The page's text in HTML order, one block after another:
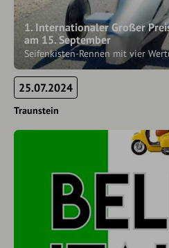
1. Internationaler Großer
am 15. September
Seifenkisten-Rennen mit vier
25.07.2024
Traunstein